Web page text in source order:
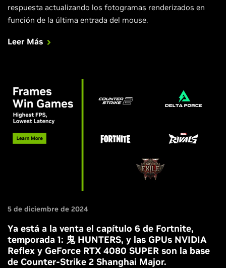
respuesta actualizando los fotogramas renderizados en
función de la última entrada del mouse.
Leer Más
5 de diciembre de 2024
Ya está a la venta el capítulo 6 de Fortnite,
temporada 1: 鬼 HUNTERS, y las GPUs NVIDIA
Reflex y GeForce RTX 4080 SUPER son la base
de Counter-Strike 2 Shanghai Major.